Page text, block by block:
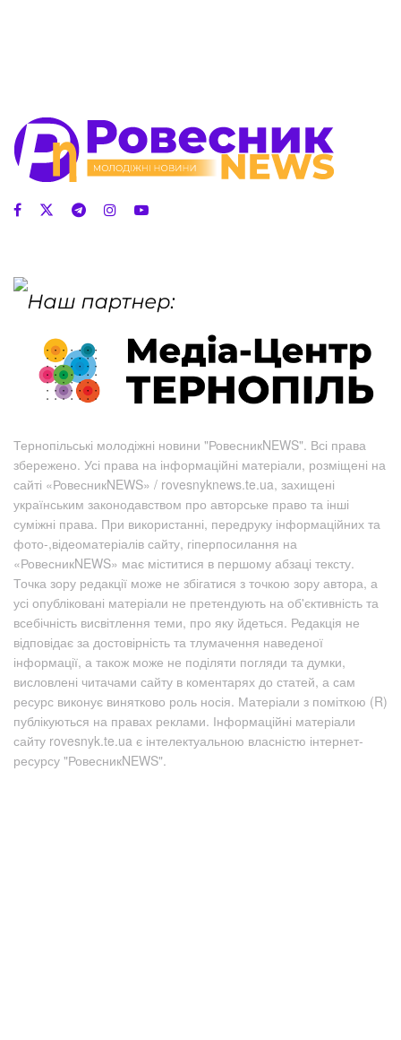
Тернопільські молодіжні новини "РовесникNEWS". Всі права
збережено. Усі права на інформаційні матеріали, розміщені на
сайті «РовесникNEWS» / rovesnyknews.te.ua, захищені
українським законодавством про авторське право та інші
суміжні права. При використанні, передруку інформаційних та
фото-,відеоматеріалів сайту, гіперпосилання на
«РовесникNEWS» має міститися в першому абзаці тексту.
Точка зору редакції може не збігатися з точкою зору автора, а
усі опубліковані матеріали не претендують на об'єктивність та
всебічність висвітлення теми, про яку йдеться. Редакція не
відповідає за достовірність та тлумачення наведеної
інформації, а також може не поділяти погляди та думки,
висловлені читачами сайту в коментарях до статей, а сам
ресурс виконує винятково роль носія. Матеріали з поміткою (R)
публікуються на правах реклами. Інформаційні матеріали
сайту rovesnyk.te.ua є інтелектуальною власністю інтернет-
ресурсу "РовесникNEWS".